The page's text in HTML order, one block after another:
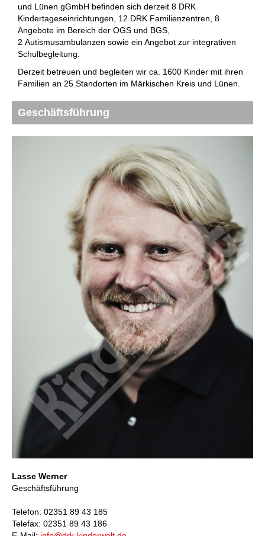
und Lünen gGmbH befinden sich derzeit 8 DRK
Kindertageseinrichtungen, 12 DRK Familienzentren, 8
Angebote im Bereich der OGS und BGS,
2 Autismusambulanzen sowie ein Angebot zur integrativen
Schulbegleitung.
Derzeit betreuen und begleiten wir ca. 1600 Kinder mit ihren
Familien an 25 Standorten im Märkischen Kreis und Lünen.
Geschäftsführung
Lasse Werner
Geschäftsführung
Telefon: 02351 89 43 185
Telefax: 02351 89 43 186